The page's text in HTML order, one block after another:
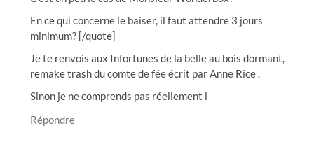
En ce qui concerne le baiser, il faut attendre 3 jours
minimum? [/quote]
Je te renvois aux Infortunes de la belle au bois dormant,
remake trash du comte de fée écrit par Anne Rice .
Sinon je ne comprends pas réellement l
Répondre